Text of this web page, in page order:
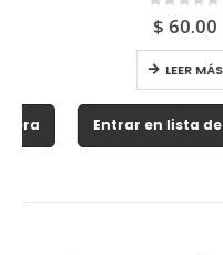
out of 5
60.00
LEER MÁS
Entrar en lista de espera